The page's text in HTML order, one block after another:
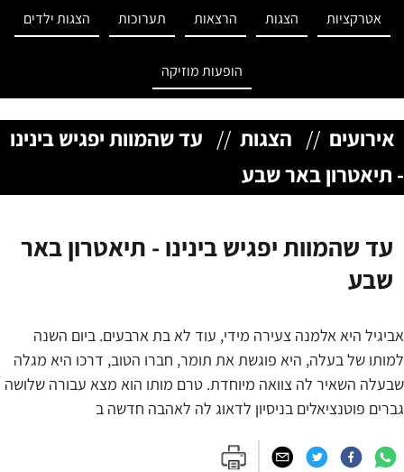
אטרקציות הצגות הרצאות תערוכות הצגות ילדים
הופעות מוזיקה
אירועים // הצגות // עד שהמוות יפגיש בינינו
- תיאטרון באר שבע
עד שהמוות יפגיש בינינו - תיאטרון באר
שבע
אביגיל היא אלמנה צעירה מידי, עוד לא בת ארבעים. ביום השנה
למותו של בעלה, היא פוגשת את תומר, חברו הטוב, דרכו היא מגלה
שבעלה השאיר לה צוואה מיוחדת. טרם מותו הוא מצא עבורה שלושה
גברים פוטנציאלים בניסיון לדאוג לה לאהבה חדשה ב